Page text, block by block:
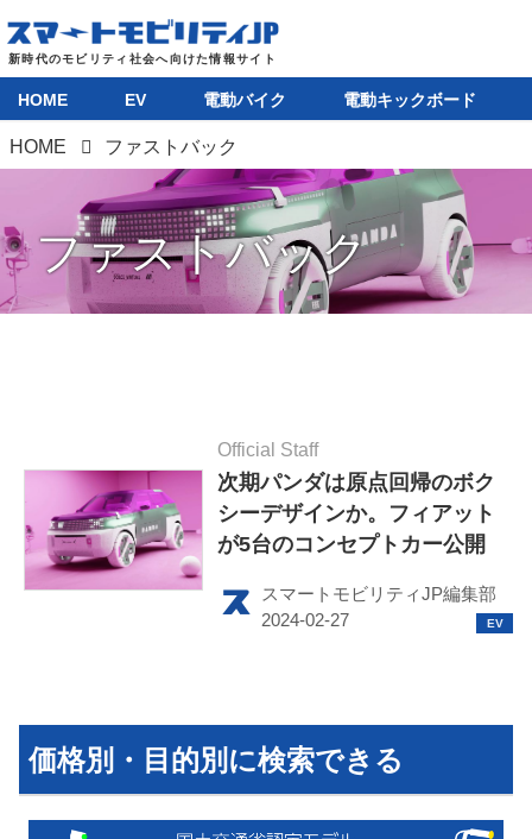
EV
電動バイク
電動キックボード
HOME EV 電動バイク 電動キックボード
HOME ファストバック
ファストバック
Official Staff
次期パンダは原点回帰のボク
シーデザインか。フィアット
が5台のコンセプトカー公開
スマートモビリティJP編集部
価格別・目的別に検索できる